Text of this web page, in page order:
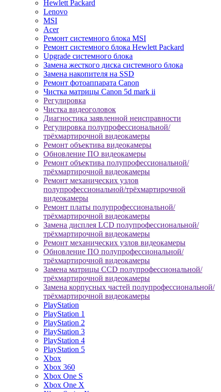
Hewlett Packard
Lenovo
MSI
Acer
Ремонт системного блока MSI
Ремонт системного блока Hewlett Packard
Upgrade системного блока
Замена жесткого диска системного блока
Замена накопителя на SSD
Ремонт фотоаппарата Canon
Чистка матрицы Canon 5d mark ii
Регулировка
Чистка видеоголовок
Диагностика заявленной неисправности
Регулировка полупрофессиональной/
трёхмартирочной видеокамеры
Ремонт объектива видеокамеры
Обновление ПО видеокамеры
Ремонт объектива полупрофессиональной/
трёхмартирочной видеокамеры
Ремонт механических узлов
полупрофессиональной/трёхмартирочной
видеокамеры
Ремонт платы полупрофессиональной/
трёхмартирочной видеокамеры
Замена дисплея LCD полупрофессиональной/
трёхмартирочной видеокамеры
Ремонт механических узлов видеокамеры
Обновление ПО полупрофессиональной/
трёхмартирочной видеокамеры
Замена матрицы CCD полупрофессиональной/
трёхмартирочной видеокамеры
Замена корпусных частей полупрофессиональной/
трёхмартирочной видеокамеры
PlayStation
PlayStation 1
PlayStation 2
PlayStation 3
PlayStation 4
PlayStation 5
Xbox
Xbox 360
Xbox One S
Xbox One X